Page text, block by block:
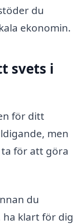
du
ekonomin.
svets i
för ditt
men
för att göra
du
klart för dig